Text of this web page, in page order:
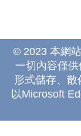
© 2023 本網
一切內容僅
形式儲存、
以Microsoft